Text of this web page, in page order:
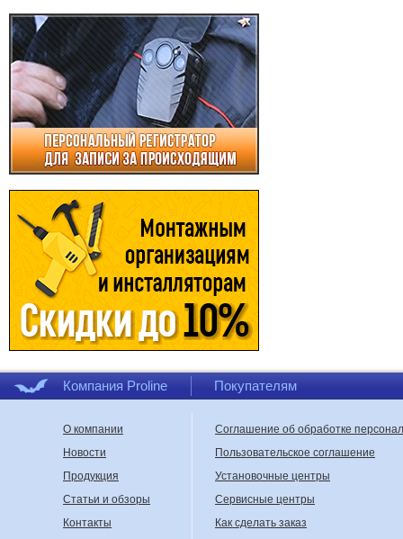
Компания Proline Покупателям
О компании
Новости
Продукция
Статьи и обзоры
Контакты
Соглашение об обработке
Пользовательское соглашение
Установочные центры
Сервисные центры
Как сделать заказ